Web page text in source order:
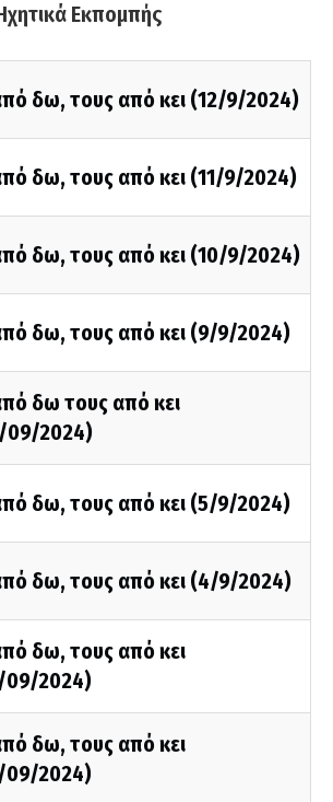
Εκπομπής
δω, τους από κει (12/9/2024)
δω, τους από κει (11/9/2024)
δω, τους από κει (10/9/2024)
δω, τους από κει (9/9/2024)
δω τους από κει
09/2024)
δω, τους από κει (5/9/2024)
δω, τους από κει (4/9/2024)
δω, τους από κει
2024)
δω, τους από κει
2024)